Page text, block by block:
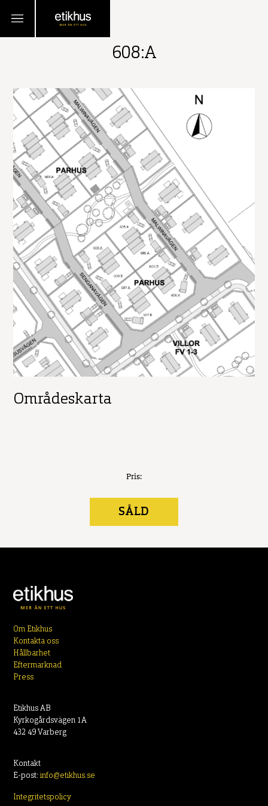
TILLBAKA
608:A
Områdeskarta
Pris:
SÅLD
Om Etikhus
Kontakta oss
Hållbarhet
Eftermarknad
Press
Etikhus AB
Kyrkogårdsvägen 1A
432 49 Varberg
Kontakt
E-post:info@etikhus.se
Integritetspolicy